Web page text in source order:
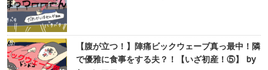
【腹が立つ！】陣痛ビックウェーブ真っ最中！隣
で優雅に食事をする夫？！【いざ初産！⑤】 by